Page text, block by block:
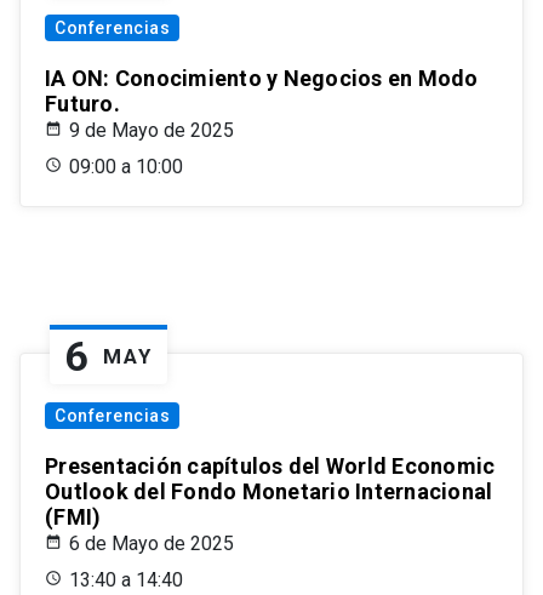
Conferencias
IA ON: Conocimiento y Negocios en Modo
Futuro.
9 de Mayo de 2025
09:00 a 10:00
6 MAY
Conferencias
Presentación capítulos del World Economic
Outlook del Fondo Monetario Internacional
(FMI)
6 de Mayo de 2025
13:40 a 14:40